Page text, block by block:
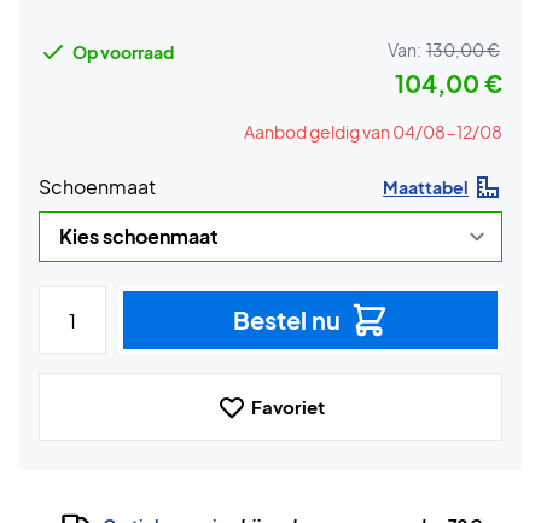
Op voorraad Van: 130,00 €
104,00 €
Aanbod geldig van 04/08-12/08
Schoenmaat Maattabel
Bestel nu
Favoriet